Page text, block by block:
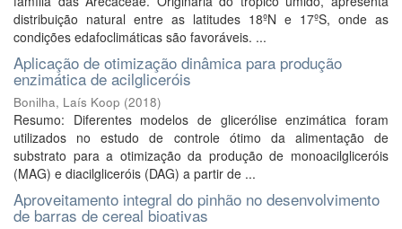
distribuição natural entre as latitudes 18ºN e 17ºS, onde as
condições edafoclimáticas são favoráveis. ...
Aplicação de otimização dinâmica para produção
enzimática de acilgliceróis
Bonilha, Laís Koop (2018)
Resumo: Diferentes modelos de glicerólise enzimática foram
utilizados no estudo de controle ótimo da alimentação de
substrato para a otimização da produção de monoacilgliceróis
(MAG) e diacilgliceróis (DAG) a partir de ...
Aproveitamento integral do pinhão no desenvolvimento
de barras de cereal bioativas